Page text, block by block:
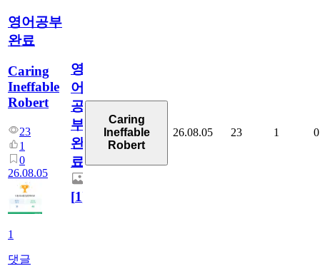
영어공부
완료
Caring
Ineffable
Robert
23
1
0
26.08.05
1
댓글
영
어
공
부
완
료
[1]
Caring
Ineffable
Robert
26.08.05 23 1 0